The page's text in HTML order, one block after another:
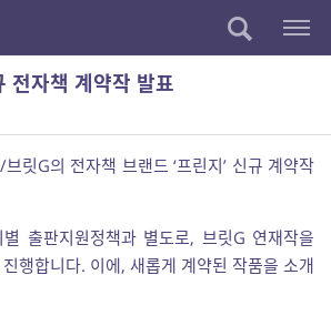
전자책 계약작 발표
릿G의 전자책 브랜드 ‘프린지’ 신규 계약작
출판지원정책과 별도로, 브릿G 연재작을
행합니다. 이에, 새롭게 계약된 작품을 소개